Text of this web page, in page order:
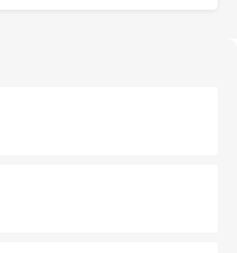
楽しめる外せないスポット